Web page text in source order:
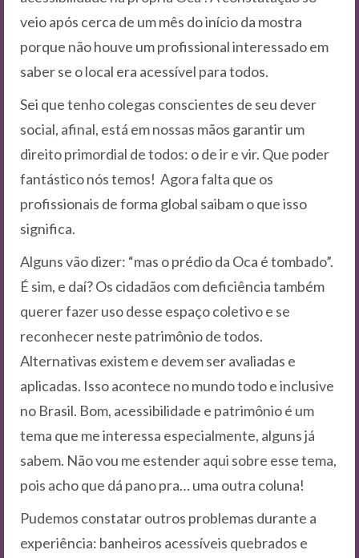
veio após cerca de um mês do início da mostra
porque não houve um profissional interessado em
saber se o local era acessível para todos.
Sei que tenho colegas conscientes de seu dever
social, afinal, está em nossas mãos garantir um
direito primordial de todos: o de ir e vir. Que poder
fantástico nós temos! Agora falta que os
profissionais de forma global saibam o que isso
significa.
Alguns vão dizer: “mas o prédio da Oca é tombado”.
É sim, e daí? Os cidadãos com deficiência também
querer fazer uso desse espaço coletivo e se
reconhecer neste patrimônio de todos.
Alternativas existem e devem ser avaliadas e
aplicadas. Isso acontece no mundo todo e inclusive
no Brasil. Bom, acessibilidade e patrimônio é um
tema que me interessa especialmente, alguns já
sabem. Não vou me estender aqui sobre esse tema,
pois acho que dá pano pra… uma outra coluna!
Pudemos constatar outros problemas durante a
experiência: banheiros acessíveis quebrados e